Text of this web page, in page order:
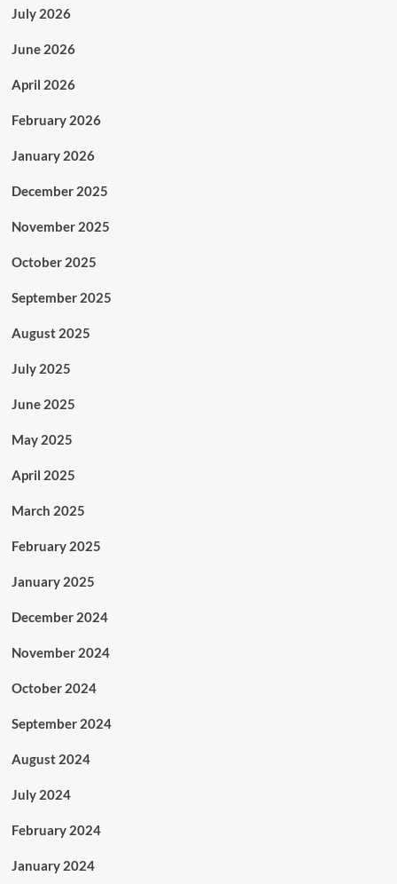
July 2026
June 2026
April 2026
February 2026
January 2026
December 2025
November 2025
October 2025
September 2025
August 2025
July 2025
June 2025
May 2025
April 2025
March 2025
February 2025
January 2025
December 2024
November 2024
October 2024
September 2024
August 2024
July 2024
February 2024
January 2024